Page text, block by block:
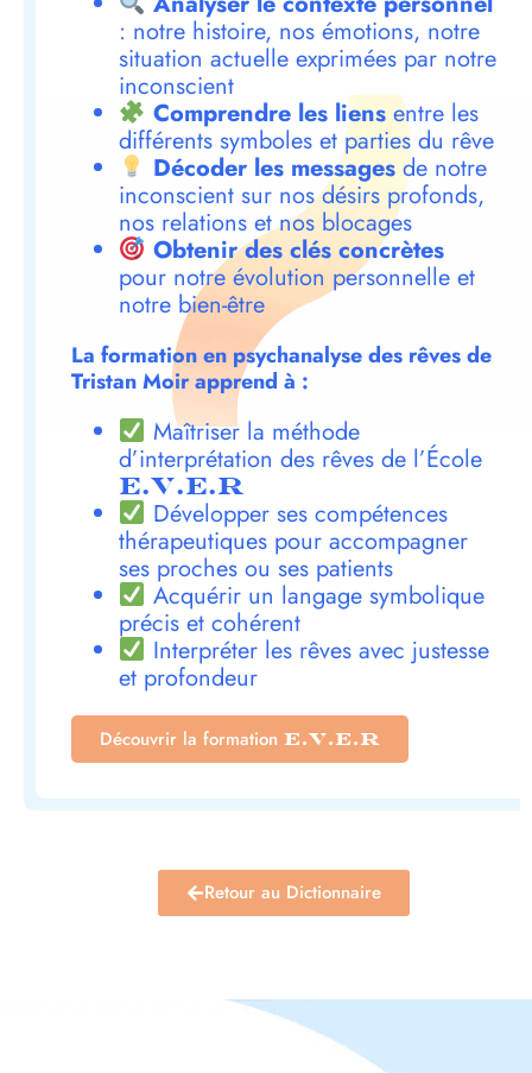
: notre histoire, nos émotions, notre
situation actuelle exprimées par notre
inconscient
Comprendre les liensentre les
différents symboles et parties du rêve
Décoder les messagesde notre
inconscient sur nos désirs profonds,
nos relations et nos blocages
Obtenir des clés concrètes
pour notre évolution personnelle et
notre bien-être
La formation en psychanalyse des rêves de
Tristan Moir apprend à :
Maîtriser la méthode
d’interprétation des rêves de l’École
E.V.E.R
Développer ses compétences
thérapeutiques pour accompagner
ses proches ou ses patients
Acquérir un langage symbolique
précis et cohérent
Interpréter les rêves avec justesse
et profondeur
Découvrir la formation E.V.E.R
Retour au Dictionnaire